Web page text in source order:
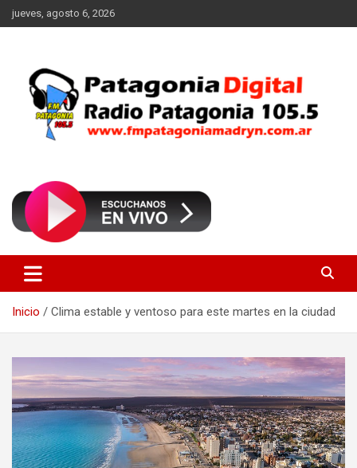
Saltar
al
jueves, agosto 6, 2026
FM Patagonia Madryn
Inicio Clima estable y ventoso para este martes en la ciudad